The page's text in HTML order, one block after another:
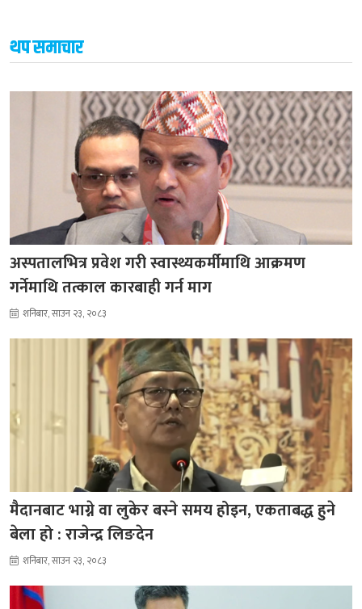
थप समाचार
अस्पतालभित्र प्रवेश गरी स्वास्थ्यकर्मीमाथि आक्रमण
गर्नेमाथि तत्काल कारबाही गर्न माग
शनिबार, साउन २३, २०८३
मैदानबाट भाग्ने वा लुकेर बस्ने समय होइन, एकताबद्ध हुने
बेला हो : राजेन्द्र लिङदेन
शनिबार, साउन २३, २०८३